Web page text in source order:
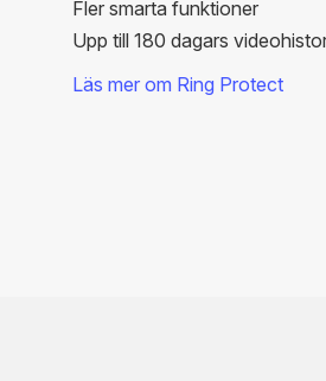
Fler smarta funktioner
Upp till 180 dagars
Läs mer om Ring Protect